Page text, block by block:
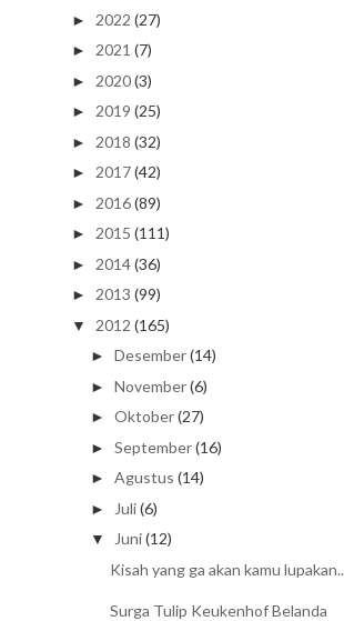
► 2022 (27)
► 2021 (7)
► 2020(3)
► 2019 (25)
► 2018 (32)
► 2017(42)
► 2016(89)
► 2015 (111)
► 2014(36)
► 2013 (99)
▼ 2012 (165)
► Desember(14)
► November(6)
► Oktober(27)
► September(16)
► Agustus (14)
► Juli(6)
▼ Juni(12)
Kisah yang ga akan kamu lupakan..
Surga Tulip Keukenhof Belanda